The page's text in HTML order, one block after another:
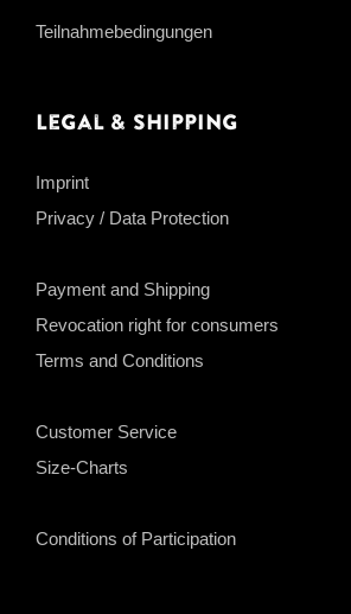
Teilnahmebedingungen
Legal & Shipping
Imprint
Privacy / Data Protection
Payment and Shipping
Revocation right for consumers
Terms and Conditions
Customer Service
Size-Charts
Conditions of Participation